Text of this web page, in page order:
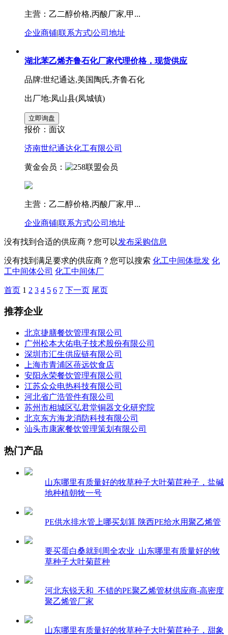
主营：乙二醇价格,丙酸厂家,甲...
企业商铺|联系方式|公司地址
湖北苯乙烯齐鲁石化厂家代理价格，现货供应
品牌:世纪通达,美国陶氏,齐鲁石化
出厂地:凤山县(凤城镇)
报价： 面议
济南世纪通达化工有限公司
黄金会员：
主营：乙二醇价格,丙酸厂家,甲...
企业商铺|联系方式|公司地址
没有找到合适的供应商？您可以发布采购信息
没有找到满足要求的供应商？您可以搜索 化工中间体批发 化
工中间体公司 化工中间体厂
首页 1 2 3 4 5 6 7 下一页 尾页
推荐企业
北京捷膳餐饮管理有限公司
广州松本大佑电子技术股份有限公司
深圳市汇生供应链有限公司
上海市青浦区蓓远饮食店
安阳永荣餐饮管理有限公司
江苏众众电热科技有限公司
河北省广浩管件有限公司
苏州市相城区弘君堂铜器文化研究院
北京东方海龙消防科技有限公司
汕头市康家餐饮管理策划有限公司
热门产品
山东哪里有质量好的牧草种子大叶菊苣种子，盐碱
地种植朝牧一号
PE供水排水管上哪买划算 陕西PE给水用聚乙烯管
要买蛋白桑就到周全农业_山东哪里有质量好的牧
草种子大叶菊苣种
河北东锐天和_不错的PE聚乙烯管材供应商-高密度
聚乙烯管厂家
山东哪里有质量好的牧草种子大叶菊苣种子，甜象